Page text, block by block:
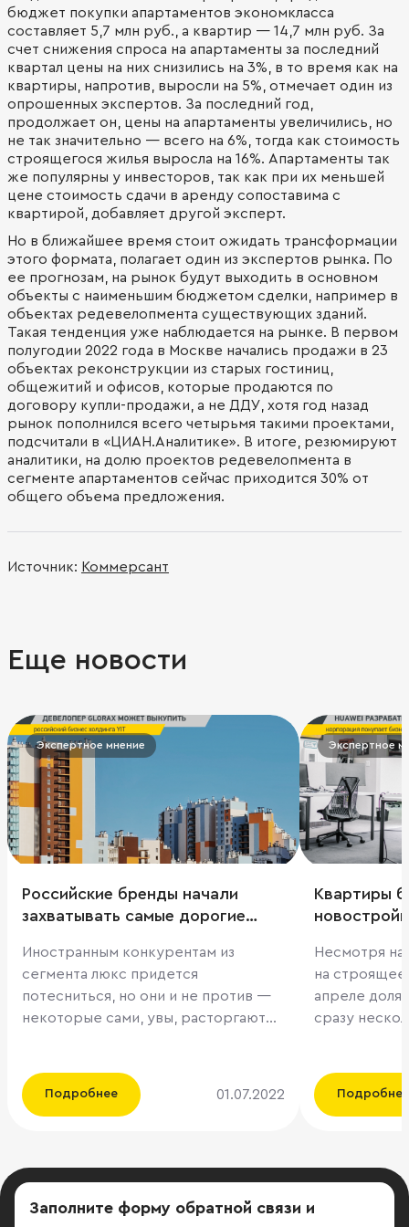
бюджет покупки апартаментов экономкласса
составляет 5,7 млн руб., а квартир — 14,7 млн руб. За
счет снижения спроса на апартаменты за последний
квартал цены на них снизились на 3%, в то время как на
квартиры, напротив, выросли на 5%, отмечает один из
опрошенных экспертов. За последний год,
продолжает он, цены на апартаменты увеличились, но
не так значительно — всего на 6%, тогда как стоимость
строящегося жилья выросла на 16%. Апартаменты так
же популярны у инвесторов, так как при их меньшей
цене стоимость сдачи в аренду сопоставима с
квартирой, добавляет другой эксперт.
Но в ближайшее время стоит ожидать трансформации
этого формата, полагает один из экспертов рынка. По
ее прогнозам, на рынок будут выходить в основном
объекты с наименьшим бюджетом сделки, например в
объектах редевелопмента существующих зданий.
Такая тенденция уже наблюдается на рынке. В первом
полугодии 2022 года в Москве начались продажи в 23
объектах реконструкции из старых гостиниц,
общежитий и офисов, которые продаются по
договору купли-продажи, а не ДДУ, хотя год назад
рынок пополнился всего четырьмя такими проектами,
подсчитали в «ЦИАН.Аналитике». В итоге, резюмируют
аналитики, на долю проектов редевелопмента в
сегменте апартаментов сейчас приходится 30% от
общего объема предложения.
Источник: Коммерсант
Еще новости
Экспертное мнение
Российские бренды начали
захватывать самые дорогие
Иностранным конкурентам из
сегмента люкс придется
потесниться, но они и не против —
некоторые сами, увы, расторгают
улицы и переулки Москвы мы,
кажется, не узнаем — на месте
малознакомые сочетания букв и
локальные бренды — они намерены
Подробнее 01.07.2022
Экспертное
Квартиры
Несмотря
на
апреле доля
сразу
вложений в
облигаций,
цен на
инвестиций
Подробнее
Заполните форму обратной связи и